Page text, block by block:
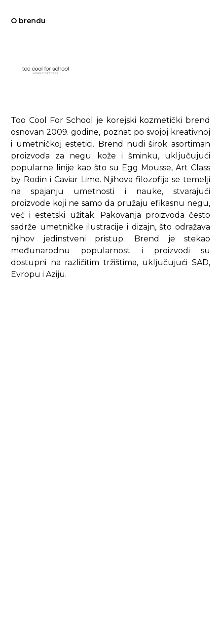
O brendu
Too Cool For School je korejski kozmetički brend
osnovan 2009. godine, poznat po svojoj kreativnoj
i umetničkoj estetici. Brend nudi širok asortiman
proizvoda za negu kože i šminku, uključujući
popularne linije kao što su Egg Mousse, Art Class
by Rodin i Caviar Lime. Njihova filozofija se temelji
na spajanju umetnosti i nauke, stvarajući
proizvode koji ne samo da pružaju efikasnu negu,
već i estetski užitak. Pakovanja proizvoda često
sadrže umetničke ilustracije i dizajn, što odražava
njihov jedinstveni pristup. Brend je stekao
međunarodnu popularnost i proizvodi su
dostupni na različitim tržištima, uključujući SAD,
Evropu i Aziju.